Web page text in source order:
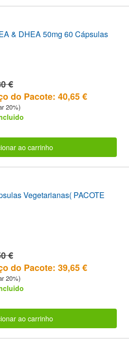
& DHEA 50mg 60 Cápsulas
€
do Pacote: 40,65 €
20%)
ao carrinho
Vegetarianas( PACOTE
€
do Pacote: 39,65 €
20%)
ao carrinho